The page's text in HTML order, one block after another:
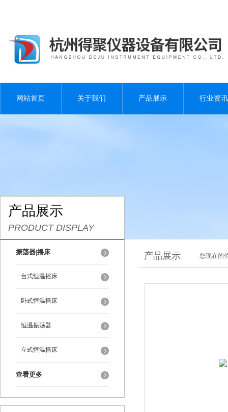
网站首页 关于我们 产品展示 行业资讯
产品展示
PRODUCT DISPLAY
振荡器|摇床
台式恒温摇床
卧式恒温摇床
恒温振荡器
立式恒温摇床
查看更多
产品展示 您现在的